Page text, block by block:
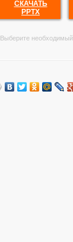
СКАЧАТЬ
PPTX
Выберите